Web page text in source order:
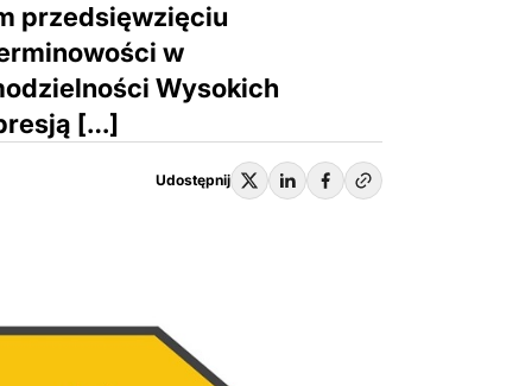
przedsięwzięciu
w
Wysokich
[…]
Udostępnij